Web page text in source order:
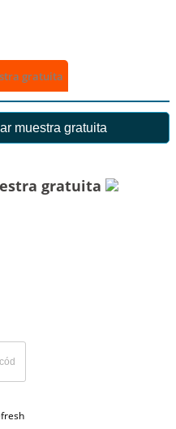
gratuita
muestra gratuita
gratuita